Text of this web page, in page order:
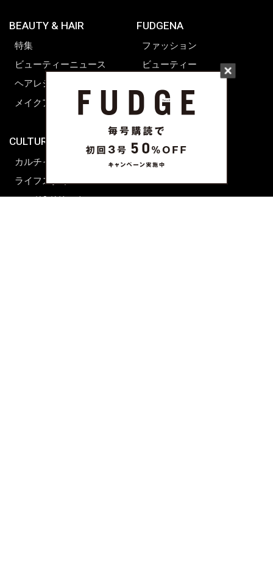
BEAUTY & HAIR
特集
ビューティーニュース
ヘアレシピ ストーリーズ
メイクアップティップス
CULTURE & LIFE
カルチャー
ライフスタイル
フード&ドリンク
FUDGENA
ファッション
ビューティー
ライフスタイル